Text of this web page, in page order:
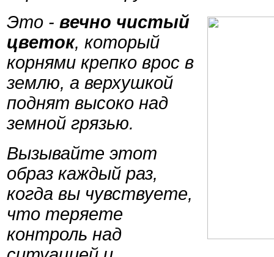
Это - вечно чистый
цветок, который
корнями крепко врос в
землю, а верхушкой
поднят высоко над
земной грязью.
Вызывайте этот
образ каждый раз,
когда вы чувствуете,
что теряете
контроль над